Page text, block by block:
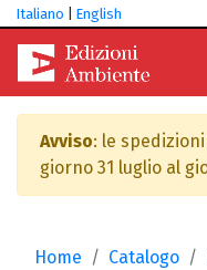
Italiano English
Avviso: le
giorno 31 luglio al
Home Catalogo